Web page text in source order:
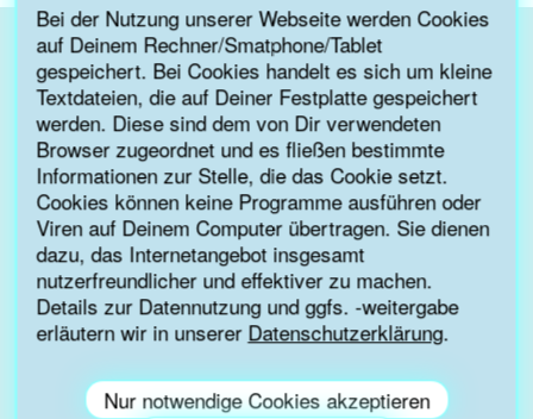
Bei der Nutzung unserer Webseite werden Cookies
auf Deinem Rechner/Smatphone/Tablet
gespeichert. Bei Cookies handelt es sich um kleine
Textdateien, die auf Deiner Festplatte gespeichert
werden. Diese sind dem von Dir verwendeten
Browser zugeordnet und es fließen bestimmte
Informationen zur Stelle, die das Cookie setzt.
Cookies können keine Programme ausführen oder
Viren auf Deinem Computer übertragen. Sie dienen
dazu, das Internetangebot insgesamt
nutzerfreundlicher und effektiver zu machen.
Details zur Datennutzung und ggfs. -weitergabe
erläutern wir in unserer Datenschutzerklärung.
Nur notwendige Cookies akzeptieren
SPENDEN
Deine Spende ermöglicht,
Trinkwasserbildung in Kitas und
Schulen
SPENDEN